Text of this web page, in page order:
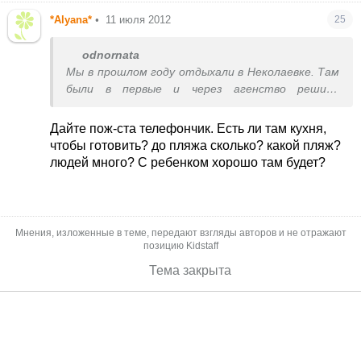
*Alyana* • 11 июля 2012 25
odnornata
Мы в прошлом году отдыхали в Неколаевке. Там
были в первые и через агенство решили
посоветували новый только что открытый
гостевой дом ВИКТОРИЯ. Нам очень
понравилось. Такие хорошие хазяева,все
новое,визде чистенько. Во дворе басейн.детская
Только мы одно протупили,что поехали через
мы заплатили 225. Если заинтнресует могу
скинуть их сайт,и у меня есть телефон
Дайте пож-ста телефончик. Есть ли там кухня,
чтобы готовить? до пляжа сколько? какой пляж?
людей много? С ребенком хорошо там будет?
Мнения, изложенные в теме, передают взгляды авторов и не отражают
позицию Kidstaff
Тема закрыта